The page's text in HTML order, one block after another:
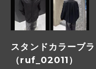
スタンドカラーブ
（ruf_02011）